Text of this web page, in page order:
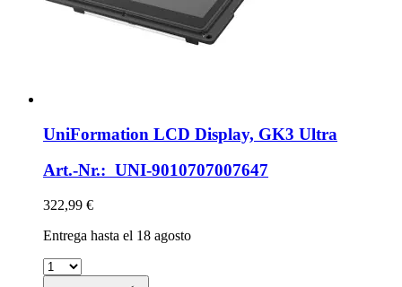
UniFormation LCD Display, GK3 Ultra
Art.-Nr.: UNI-9010707007647
322,99 €
Entrega hasta el 18 agosto